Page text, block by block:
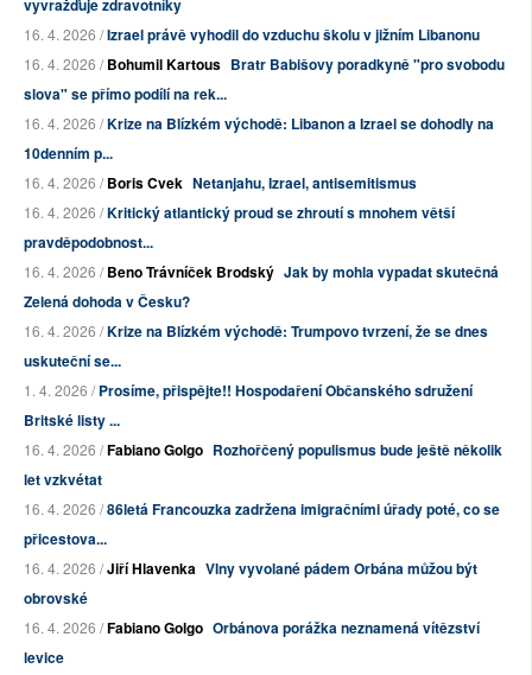
vyvražďuje zdravotníky
16. 4. 2026 /Izrael právě vyhodil do vzduchu školu v jižním Libanonu
16. 4. 2026 /Bohumil Kartous Bratr Babišovy poradkyně "pro svobodu
slova" se přímo podílí na rek...
16. 4. 2026 /Krize na Blízkém východě: Libanon a Izrael se dohodly na
10denním p...
16. 4. 2026 /Boris Cvek Netanjahu, Izrael, antisemitismus
16. 4. 2026 /Kritický atlantický proud se zhroutí s mnohem větší
pravděpodobnost...
16. 4. 2026 /Beno Trávníček Brodský Jak by mohla vypadat skutečná
Zelená dohoda v Česku?
16. 4. 2026 /Krize na Blízkém východě: Trumpovo tvrzení, že se dnes
uskuteční se...
1. 4. 2026 /Prosíme, přispějte!! Hospodaření Občanského sdružení
Britské listy ...
16. 4. 2026 /Fabiano Golgo Rozhořčený populismus bude ještě několik
let vzkvétat
16. 4. 2026 /86letá Francouzka zadržena imigračními úřady poté, co se
přicestova...
16. 4. 2026 /Jiří Hlavenka Vlny vyvolané pádem Orbána můžou být
obrovské
16. 4. 2026 /Fabiano Golgo Orbánova porážka neznamená vítězství
levice